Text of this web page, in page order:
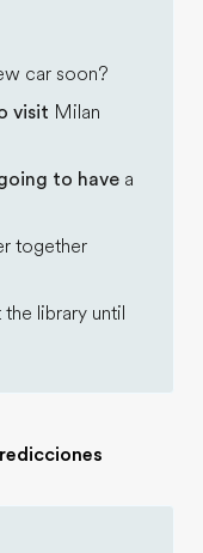
car soon?
visit Milan
to have a
together
the library until